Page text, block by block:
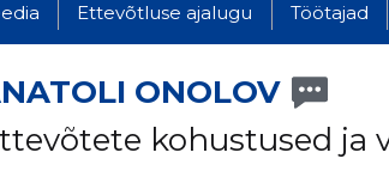
Ettevõtluse ajalugu Töötajad
ONOLOV
kohustused ja